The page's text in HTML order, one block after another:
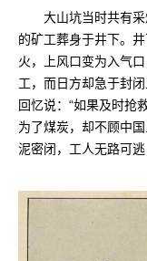
大山坑当时共有采
的矿工葬身于井下。
火，上风口变为入气
工，而日方却急于封
回忆说：“如果及时抢
为了煤炭，却不顾中
泥密闭，工人无路可